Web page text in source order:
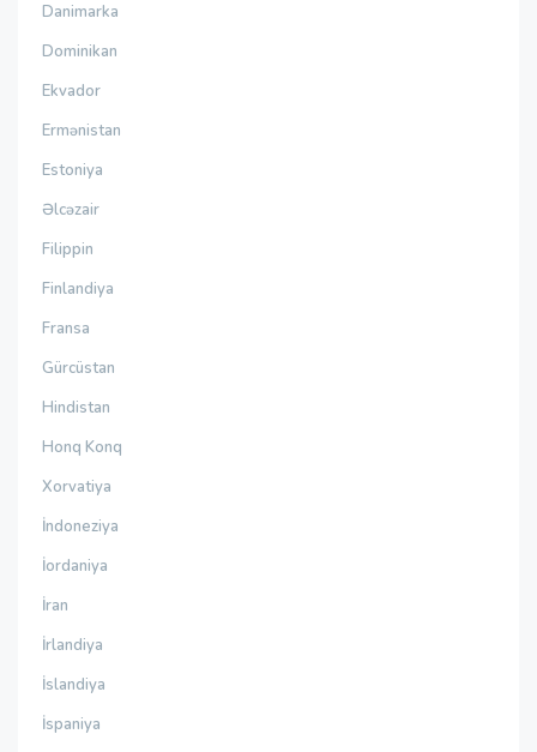
Danimarka
Dominikan
Ekvador
Ermənistan
Estoniya
Əlcəzair
Filippin
Finlandiya
Fransa
Gürcüstan
Hindistan
Honq Konq
Xorvatiya
İndoneziya
İordaniya
İran
İrlandiya
İslandiya
İspaniya